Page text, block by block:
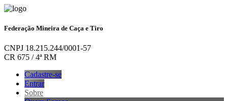
Federação Mineira de Caça e Tiro
CNPJ 18.215.244/0001-57
CR 675 / 4ª RM
Cadastre-se
Entrar
Sobre